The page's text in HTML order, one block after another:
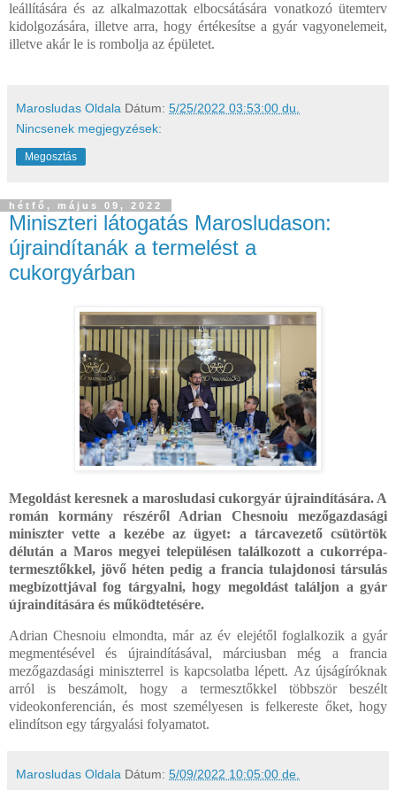
leállítására és az alkalmazottak elbocsátására vonatkozó ütemterv
kidolgozására, illetve arra, hogy értékesítse a gyár vagyonelemeit,
illetve akár le is rombolja az épületet.
Marosludas Oldala Dátum: 5/25/2022 03:53:00 du.
Nincsenek megjegyzések:
Megosztás
hétfő, május 09, 2022
Miniszteri látogatás Marosludason:
újraindítanák a termelést a
cukorgyárban
Megoldást keresnek a marosludasi cukorgyár újraindítására. A
román kormány részéről Adrian Chesnoiu mezőgazdasági
miniszter vette a kezébe az ügyet: a tárcavezető csütörtök
délután a Maros megyei településen találkozott a cukorrépa-
termesztőkkel, jövő héten pedig a francia tulajdonosi társulás
megbízottjával fog tárgyalni, hogy megoldást találjon a gyár
újraindítására és működtetésére.
Adrian Chesnoiu elmondta, már az év elejétől foglalkozik a gyár
megmentésével és újraindításával, márciusban még a francia
mezőgazdasági miniszterrel is kapcsolatba lépett. Az újságíróknak
arról is beszámolt, hogy a termesztőkkel többször beszélt
videokonferencián, és most személyesen is felkereste őket, hogy
elindítson egy tárgyalási folyamatot.
Marosludas Oldala Dátum: 5/09/2022 10:05:00 de.